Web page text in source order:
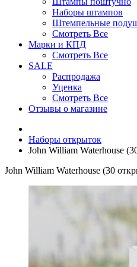
Наборы штампов
Штемпельные
Смотреть Все
Марки и КПД
Смотреть Все
SALE
Распродажа
Уценка
Смотреть Все
Отзывы о магазине
Наборы открыток
John William Waterhouse
John William Waterhouse (30